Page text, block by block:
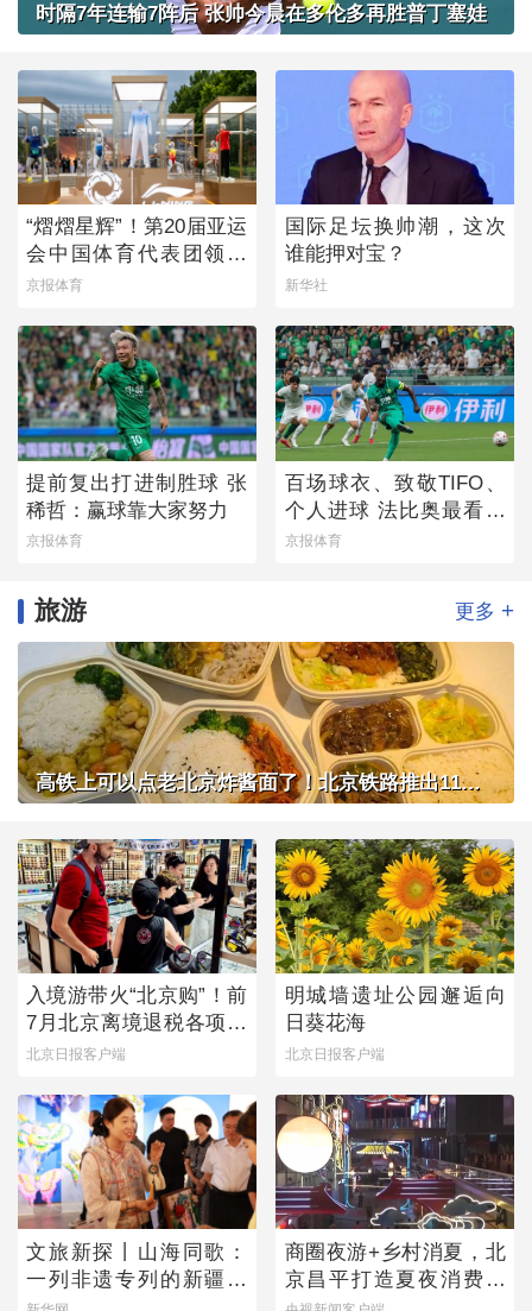
时隔7年连输7阵后 张帅今晨在多伦多再胜普丁塞娃
“熠熠星辉”！第20届亚运
会中国体育代表团领奖
装备发布
京报体育
国际足坛换帅潮，这次
谁能押对宝？
新华社
提前复出打进制胜球 张
稀哲：赢球靠大家努力
京报体育
百场球衣、致敬TIFO、
个人进球 法比奥最看重
的是球队取胜
京报体育
旅游 更多 +
高铁上可以点老北京炸酱面了！北京铁路推出11款新品高铁餐
入境游带火“北京购”！前
7月北京离境退税各项数
据均创新高
北京日报客户端
明城墙遗址公园邂逅向
日葵花海
北京日报客户端
文旅新探丨山海同歌：
一列非遗专列的新疆旅
程
商圈夜游+乡村消夏，北
京昌平打造夏夜消费新
图景